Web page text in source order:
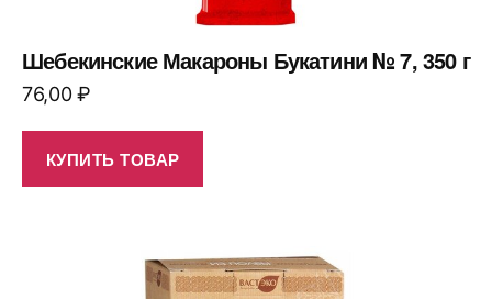
Шебекинские Макароны Букатини № 7, 350 г
76,00₽
КУПИТЬ ТОВАР